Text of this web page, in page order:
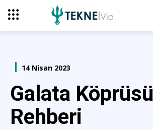
14 Nisan 2023
Galata Köprüsü
Rehberi